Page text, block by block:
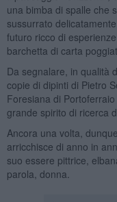
una bimba di spalle che
sussurrato
futuro ricco di
barchetta di carta
Da segnalare, in qualità
copie di dipinti di Pietro
Foresiana di
grande spirito di ricerca
Ancora una volta,
arricchisce di anno in
suo essere pittrice,
parola, donna.